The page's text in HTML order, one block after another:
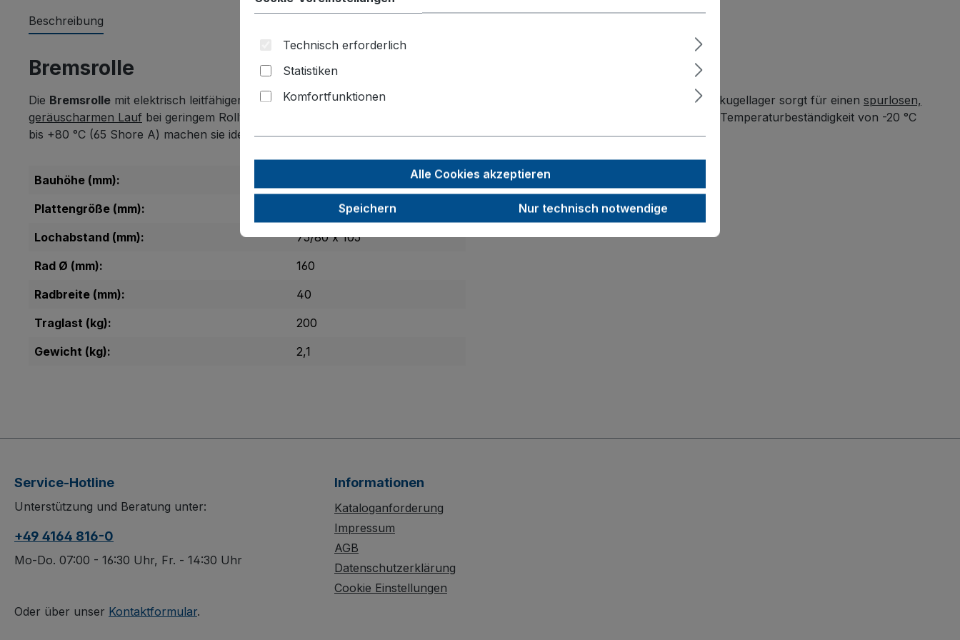
Beschreibung
Bremsrolle
Die Bremsrolle mit elektrisch leitfähiger ESD-Bereifungaus thermoplastischem Gummi auf Kunststofffelge und Präzisions-Rillenkugellager sorgt für einen spurlosen,
geräuscharmen Lauf bei geringem Rollwiderstand.
, hohe Tragfähigkeit, hohe Verschleißfestigkeit sowie Temperaturbeständigkeit von -20 °C
bis +80 °C (65 Shore A) machen sie ideal für anspruchsvolle industrielle Anwendungen.
Bauhöhe (mm):
Plattengröße (mm):
110 x 4 x 135
Lochabstand (mm):
75/80 x 105
Rad Ø (mm):
160
Radbreite (mm):
40
Traglast (kg):
200
Gewicht (kg):
2,1
Service-Hotline
Unterstützung und Beratung unter:
+49 4164 816-0
Mo-Do. 07:00 - 16:30 Uhr, Fr. - 14:30 Uhr
Oder über unser Kontaktformular.
Informationen
Kataloganforderung
Impressum
AGB
Datenschutzerklärung
Cookie Einstellungen
Technisch erforderlich
Statistiken
Komfortfunktionen
Alle Cookies akzeptieren
Speichern Nur technisch notwendige